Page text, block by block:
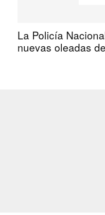
La Policía
nuevas oleadas